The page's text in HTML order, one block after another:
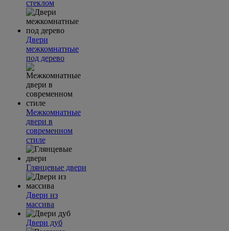
стеклом
Двери
межкомнатные
под дерево
Межкомнатные
двери в
современном
стиле
Глянцевые двери
Двери из
массива
Двери дуб